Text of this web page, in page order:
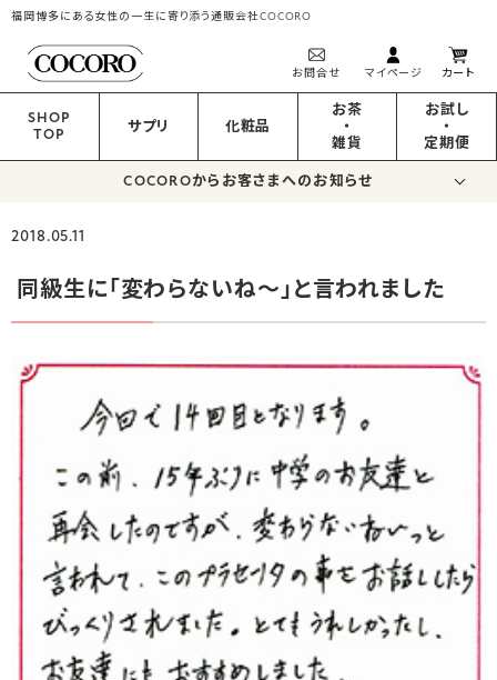
福岡博多にある女性の一生に寄り添う通販会社COCORO
お問合せ マイページ カート
SHOP
TOP
サプリ 化粧品
お茶
・
雑貨
お試し
・
定期便
COCOROからお客さまへのお知らせ
2018.05.11
同級生に「変わらないね～」と言われました